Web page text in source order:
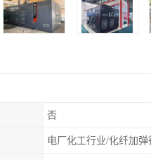
否
电厂化工行业/化纤加